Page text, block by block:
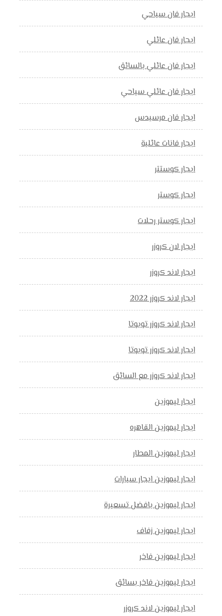
ايجار فان سياحي
ايجار فان عائلي
ايجار فان عائلي بالسائق
ايجار فان عائلي سياحي
ايجار فان مرسيدس
ايجار فانات عائلية
ايجار كوستتر
ايجار كوستر
ايجار كوستر رحلات
ايجار لان كروزر
ايجار لاند كروزر
ايجار لاند كروزر 2022
ايجار لاند كروزر تويوتا
ايجار لاند كروزر تويوتا
ايجار لاند كروزر مع السائق
ايجار ليموزين
ايجار ليموزين القاهره
ايجار ليموزين المطار
ايجار ليموزين ايجار سيارات
ايجار ليموزين بافضل تسعيرة
ايجار ليموزين زفاف
ايجار ليموزين فاخر
ايجار ليموزين فاخر بسائق
ايجار ليموزين لاند كروزر